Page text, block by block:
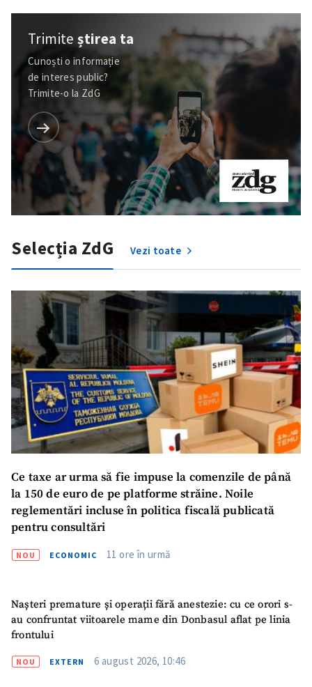
Trimiteștirea ta
Cunoști o informație
de interes public?
Trimite-o la ZdG
Selecția ZdG Vezi toate
Ce taxe ar urma să fie impuse la comenzile de până
la 150 de euro de pe platforme străine. Noile
reglementări incluse în politica fiscală publicată
pentru consultări
NOU ECONOMIC 11 ore în urmă
Nașteri premature și operații fără anestezie: cu ce orori s-
au confruntat viitoarele mame din Donbasul aflat pe linia
frontului
NOU EXTERN 6 august 2026, 10:46
ȘTIREA MEA
Link media
+ Link media
Mesajul știrei
+ Mesajul știrei
CONTACT SURSĂ
Sursă anonimă
+ Numele meu
Email+ Emailul meu
+ Telefon personal
confidențialitate.